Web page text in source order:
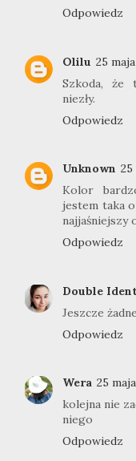
Odpowiedz
Olilu 25
Szkoda, że
niezły.
Odpowiedz
Unknown 25
Kolor
jestem taka
najjaśniejszy
Odpowiedz
Double
Jeszcze
Odpowiedz
Wera 25
kolejna nie
niego
Odpowiedz